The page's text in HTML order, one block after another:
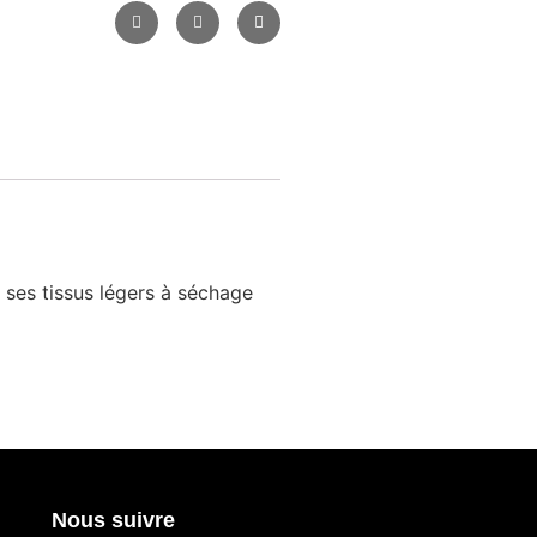
tissus légers à séchage
Nous suivre